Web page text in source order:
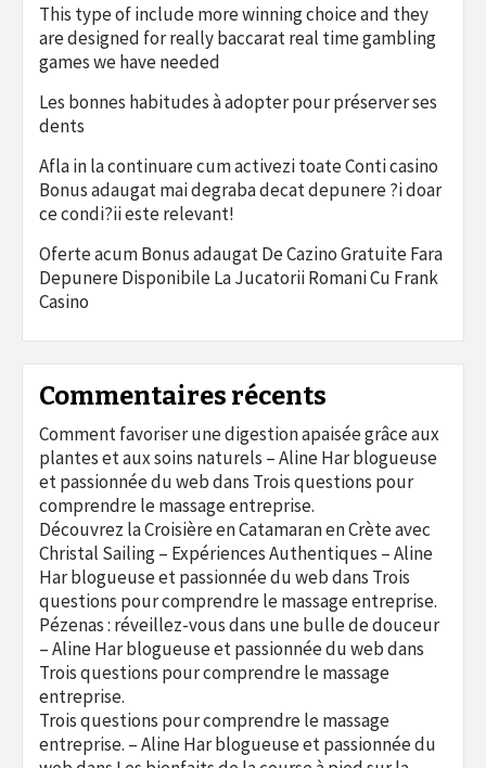
This type of include more winning choice and they
are designed for really baccarat real time gambling
games we have needed
Les bonnes habitudes à adopter pour préserver ses
dents
Afla in la continuare cum activezi toate Conti casino
Bonus adaugat mai degraba decat depunere ?i doar
ce condi?ii este relevant!
Oferte acum Bonus adaugat De Cazino Gratuite Fara
Depunere Disponibile La Jucatorii Romani Cu Frank
Casino
Commentaires récents
Comment favoriser une digestion apaisée grâce aux
plantes et aux soins naturels – Aline Har blogueuse
et passionnée du webdans Trois questions pour
comprendre le massage entreprise.
Découvrez la Croisière en Catamaran en Crète avec
Christal Sailing – Expériences Authentiques – Aline
Har blogueuse et passionnée du webdans Trois
questions pour comprendre le massage entreprise.
Pézenas : réveillez-vous dans une bulle de douceur
– Aline Har blogueuse et passionnée du webdans
Trois questions pour comprendre le massage
entreprise.
Trois questions pour comprendre le massage
entreprise. – Aline Har blogueuse et passionnée du